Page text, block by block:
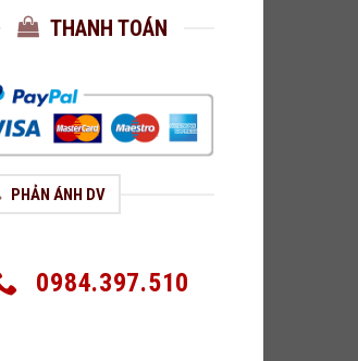
THANH TOÁN
PHẢN ÁNH DV
0984.397.510